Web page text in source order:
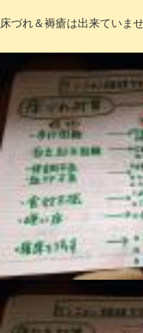
床づれ＆褥瘡は出来ていませ